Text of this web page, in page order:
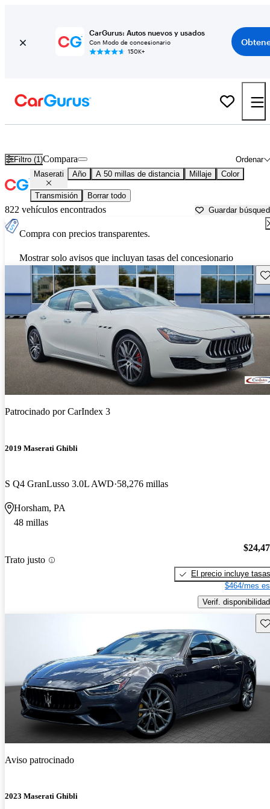
CarGurus: Autos nuevos y usados
Con Modo de concesionario
150K+
Filtro (1) Ordenar
Compara
Maserati Año A 50 millas de distancia Millaje Color
Transmisión Borrar todo
822 vehículos encontrados Guardar
Compra con precios transparentes.
Mostrar solo avisos que incluyan tasas del concesionario
Patrocinado porCarIndex 3
2019 Maserati Ghibli
S Q4 GranLusso 3.0L AWD 58,276 millas
Horsham, PA
48 millas
Trato justo
El precio incluye tasas
$464/mes
Verif. disponibilidad
Aviso patrocinado
2023 Maserati Ghibli